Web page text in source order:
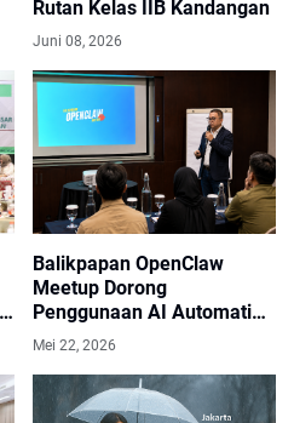
Rutan Kelas IIB Kandangan
Juni 08, 2026
Balikpapan OpenClaw
Meetup Dorong
Penggunaan AI Automation
untuk Bisnis dan Industri
Mei 22, 2026